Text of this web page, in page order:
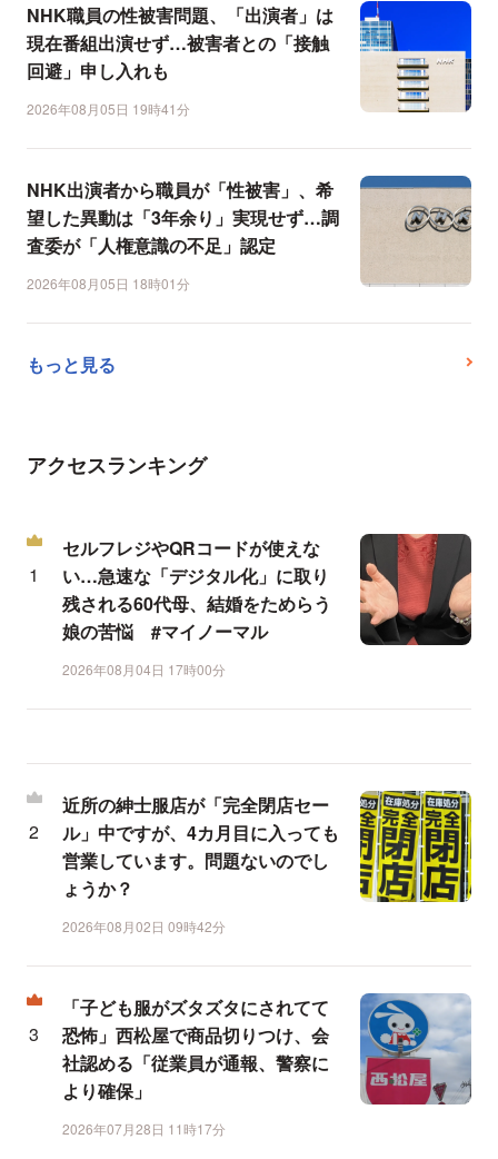
NHK職員の性被害問題、「出演者」は
現在番組出演せず…被害者との「接触
回避」申し入れも
2026年08月05日 19時41分
NHK出演者から職員が「性被害」、希
望した異動は「3年余り」実現せず…調
査委が「人権意識の不足」認定
2026年08月05日 18時01分
もっと見る
アクセスランキング
セルフレジやQRコードが使えな
い…急速な「デジタル化」に取り
残される60代母、結婚をためらう
娘の苦悩 #マイノーマル
2026年08月04日 17時00分
近所の紳士服店が「完全閉店セー
ル」中ですが、4カ月目に入っても
営業しています。問題ないのでし
ょうか？
2026年08月02日 09時42分
「子ども服がズタズタにされてて
恐怖」西松屋で商品切りつけ、会
社認める「従業員が通報、警察に
より確保」
2026年07月28日 11時17分